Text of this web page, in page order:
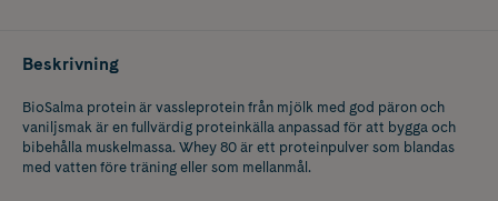
Beskrivning
BioSalma protein är vassleprotein från mjölk med god päron och
vaniljsmak är en fullvärdig proteinkälla anpassad för att bygga och
bibehålla muskelmassa. Whey 80 är ett proteinpulver som blandas
med vatten före träning eller som mellanmål.